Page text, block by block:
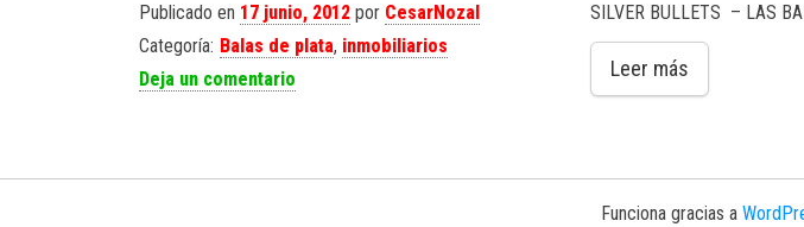
Publicado en 17 junio, 2012 por CesarNozal
Categoría: Balas de plata, inmobiliarios
Deja un comentario
SILVER BULLETS – LAS
Leer más
Funciona gracias a